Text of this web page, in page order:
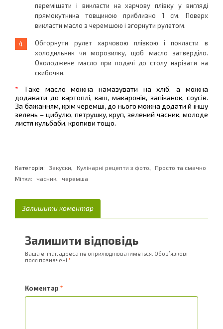
перемішати і викласти на харчову плівку у вигляді
прямокутника товщиною приблизно 1 см. Поверх
викласти масло з черемшою і згорнути рулетом.
Обгорнути рулет харчовою плівкою і покласти в
холодильник чи морозилку, щоб масло затверділо.
Охолоджене масло при подачі до столу нарізати на
скибочки.
* Таке масло можна намазувати на хліб, а можна
додавати до картоплі, каш, макаронів, запіканок, соусів.
За бажанням, крім черемші, до нього можна додати й іншу
зелень – цибулю, петрушку, круп, зелений часник, молоде
листя кульбаби, кропиви тощо.
Категорія: Закуски, Кулінарні рецепти з фото,
Просто та смачно
Мітки:
часник, черемша
Залишити коментар
Залишити відповідь
Ваша e-mail адреса не оприлюднюватиметься. Обов’язкові
поля позначені *
Коментар *